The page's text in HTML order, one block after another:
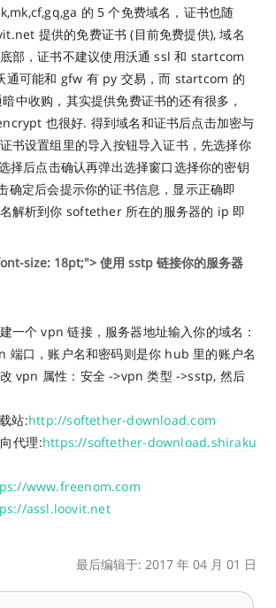
的 5 个免费域名，证书也随
提供的免费证书 (目前免费提供), 域名
部，证书不建议使用沃通 ssl 和 startcom
通可能和 gfw 有 py 交易，而 startcom 的
中收购，其实提供免费证书的还有很多，
也很好. 得到域名和证书后点击加密与
书设置组里的导入按钮导入证书，先选择你
择后点击确认再弹出选择窗口选择你的密钥
确定后会提示你的证书信息，显示正确即
解析到你 softether 所在的服务器的 ip 即
size: 18pt;"> 使用 sstp 链接你的服务器
一个 vpn 链接，服务器地址输入你的域名：
端口，账户名和密码则是你 hub 里的账户名
vpn 属性：安全 ->vpn 类型 ->sstp, 然后
站:http://softether-download.com
代理:https://softether-download.shiraku
www.freenom.com
assl.loovit.net
最后编辑于: 2017 年 04 月 01 日